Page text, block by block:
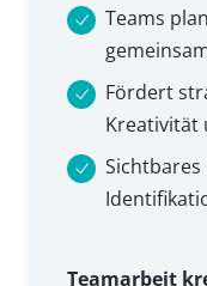
Teams
Fördert
Kreativität
Teamarbeit